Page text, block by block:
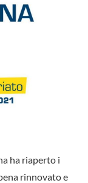
ha riaperto i
rinnovato e